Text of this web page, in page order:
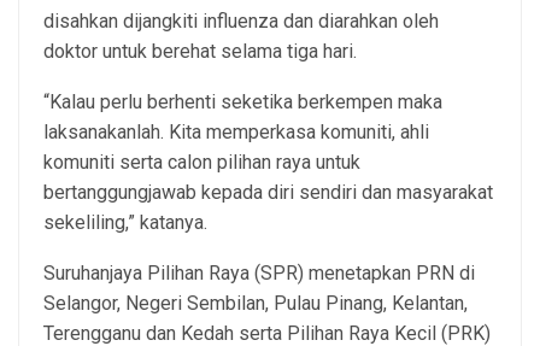
disahkan dijangkiti influenza dan diarahkan oleh
doktor untuk berehat selama tiga hari.
“Kalau perlu berhenti seketika berkempen maka
laksanakanlah. Kita memperkasa komuniti, ahli
komuniti serta calon pilihan raya untuk
bertanggungjawab kepada diri sendiri dan masyarakat
sekeliling,” katanya.
Suruhanjaya Pilihan Raya (SPR) menetapkan PRN di
Selangor, Negeri Sembilan, Pulau Pinang, Kelantan,
Terengganu dan Kedah serta Pilihan Raya Kecil (PRK)